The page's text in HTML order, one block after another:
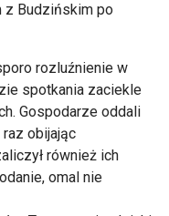
z Budzińskim po
rozluźnienie w
spotkania zaciekle
Gospodarze oddali
obijając
również ich
omal nie